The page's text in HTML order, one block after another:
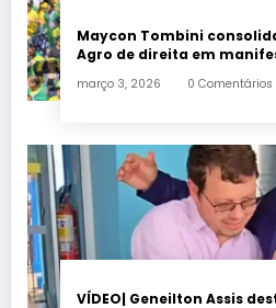
Maycon Tombini
Agro de direita em
março 3, 2026 0 Comentários
VÍDEO| Geneilton Assis